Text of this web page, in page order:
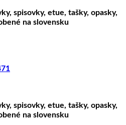
spisovky, etue, tašky, opasky,
na slovensku
spisovky, etue, tašky, opasky,
na slovensku